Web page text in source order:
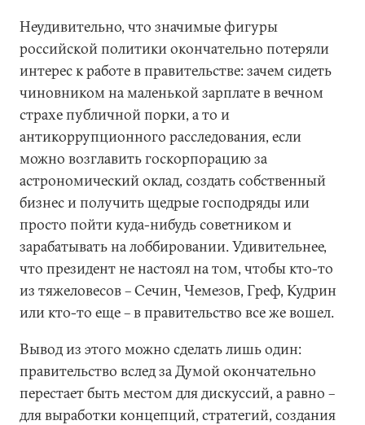
Неудивительно, что значимые фигуры
российской политики окончательно потеряли
интерес к работе в правительстве: зачем сидеть
чиновником на маленькой зарплате в вечном
страхе публичной порки, а то и
антикоррупционного расследования, если
можно возглавить госкорпорацию за
астрономический оклад, создать собственный
бизнес и получить щедрые господряды или
просто пойти куда-нибудь советником и
зарабатывать на лоббировании. Удивительнее,
что президент не настоял на том, чтобы кто-то
из тяжеловесов – Сечин, Чемезов, Греф, Кудрин
или кто-то еще – в правительство все же вошел.
Вывод из этого можно сделать лишь один:
правительство вслед за Думой окончательно
перестает быть местом для дискуссий, а равно –
для выработки концепций, стратегий, создания